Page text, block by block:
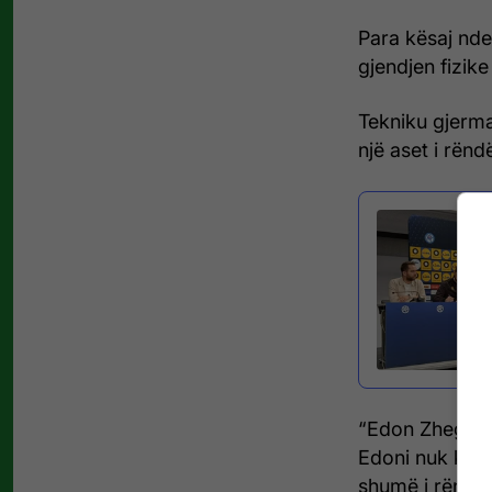
Para kësaj
gjendjen
Tekniku
një aset i
“Edon
Edoni nuk ka
shumë i